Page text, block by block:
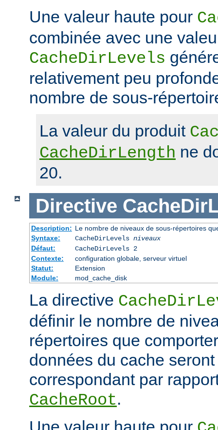
Une valeur haute pour
combinée avec une
CacheDirLevels
relativement peu
nombre de sous-
La valeur du produit
CacheDirLength ne
20.
Directive
Description: Le nombre de niveaux de sous-répertoires
Syntaxe:
CacheDirLevels niveaux
Défaut:
CacheDirLevels 2
Contexte:
configuration globale, serveur virtuel
Statut:
Extension
Module:
mod_cache_disk
La directive
définir le nombre de
répertoires que
données du cache
correspondant par
CacheRoot.